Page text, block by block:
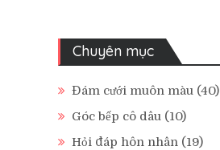
Chuyên mục
Đám cưới muôn màu (40)
Góc bếp cô dâu (10)
Hỏi đáp hôn nhân (19)